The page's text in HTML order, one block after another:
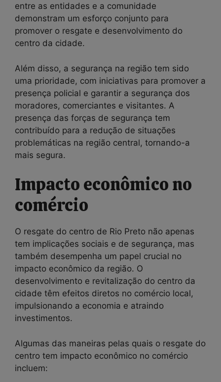
entre as entidades e a comunidade
demonstram um esforço conjunto para
promover o resgate e desenvolvimento do
centro da cidade.
Além disso, a segurança na região tem sido
uma prioridade, com iniciativas para promover a
presença policial e garantir a segurança dos
moradores, comerciantes e visitantes. A
presença das forças de segurança tem
contribuído para a redução de situações
problemáticas na região central, tornando-a
mais segura.
Impacto econômico no
comércio
O resgate do centro de Rio Preto não apenas
tem implicações sociais e de segurança, mas
também desempenha um papel crucial no
impacto econômico da região. O
desenvolvimento e revitalização do centro da
cidade têm efeitos diretos no comércio local,
impulsionando a economia e atraindo
investimentos.
Algumas das maneiras pelas quais o resgate do
centro tem impacto econômico no comércio
incluem: